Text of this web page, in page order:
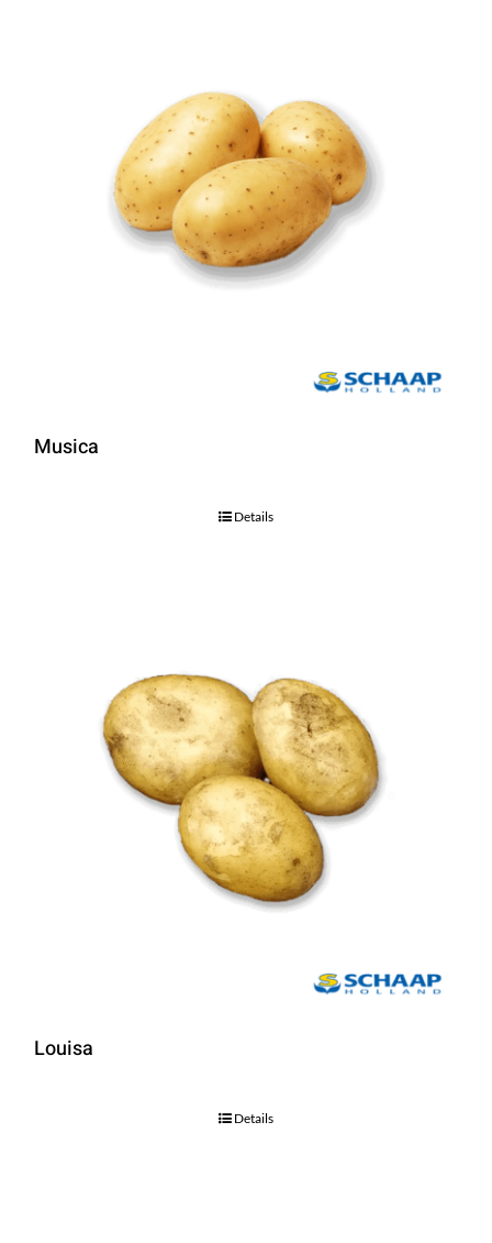
Musica
Details
Louisa
Details